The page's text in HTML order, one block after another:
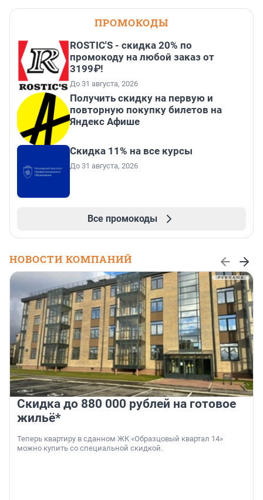
ПРОМОКОДЫ
ROSTIC'S - скидка 20% по
промокоду на любой заказ от
3199₽!
До 31 августа, 2026
Получить скидку на первую и
повторную покупку билетов на
Яндекс Афише
Скидка 11% на все курсы
До 31 августа, 2026
Все промокоды
НОВОСТИ КОМПАНИЙ
Скидка до 880 000 рублей на готовое
жильё*
Теперь квартиру в сданном ЖК «Образцовый квартал 14»
можно купить со специальной скидкой.